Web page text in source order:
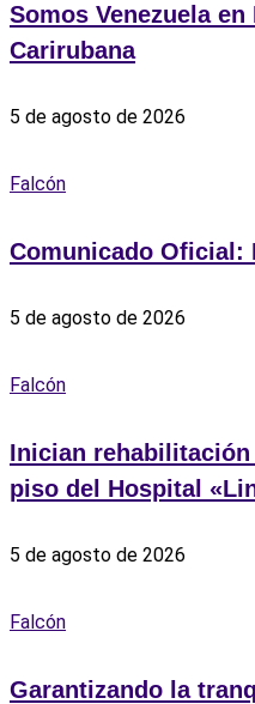
Somos Venezuela
Carirubana
5 de agosto de 2026
Falcón
Comunicado Oficial:
5 de agosto de 2026
Falcón
Inician
piso del Hospital
5 de agosto de 2026
Falcón
Garantizando la